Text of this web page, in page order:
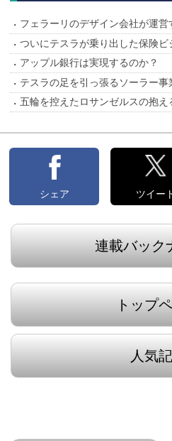
フェラーリのデザイン会社が運営
ついにテスラが乗り出した保険ビ
アップル銀行は実現するのか？
テスラの足を引っ張るソーラー
五輪を控えたロサンゼルスの抱え
シェア ツイー
連載バック
トップ
人気